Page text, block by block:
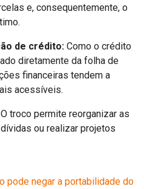
e, consequentemente, o
de crédito: Como o crédito
diretamente da folha de
financeiras tendem a
acessíveis.
O troco permite reorganizar as
ou realizar projetos
pode negar a portabilidade do